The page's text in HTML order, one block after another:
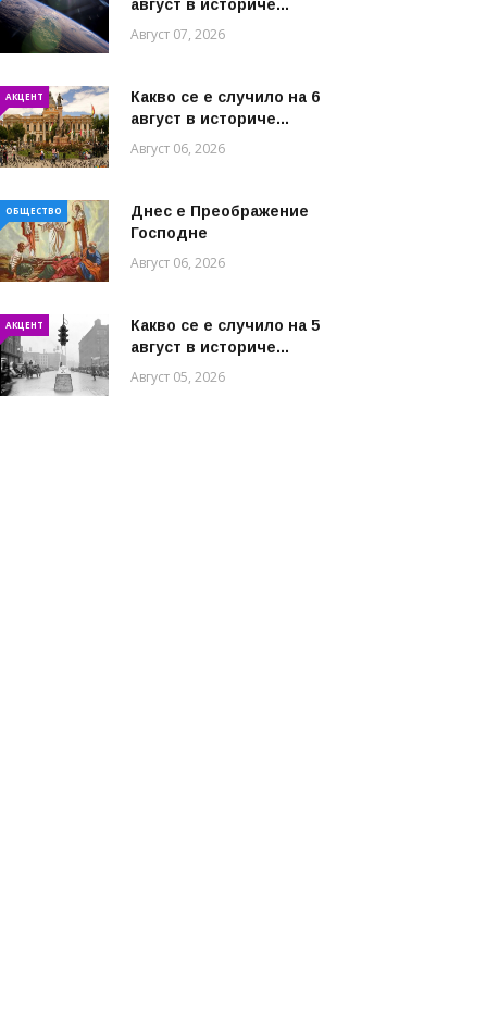
август в историче...
Август 07, 2026
АКЦЕНТ
Какво се е случило на 6
август в историче...
Август 06, 2026
ОБЩЕСТВО
Днес е Преображение
Господне
Август 06, 2026
АКЦЕНТ
Какво се е случило на 5
август в историче...
Август 05, 2026